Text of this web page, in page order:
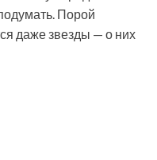
Порой
даже звезды — о них